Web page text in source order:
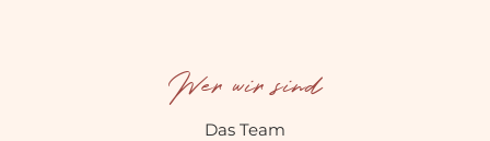
Wer wir sind
Das Team